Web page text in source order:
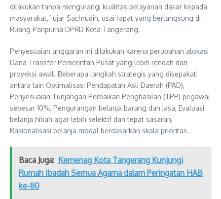
dilakukan tanpa mengurangi kualitas pelayanan dasar kepada
masyarakat,” ujar Sachrudin, usai rapat yang berlangsung di
Ruang Paripurna DPRD Kota Tangerang.
Penyesuaian anggaran ini dilakukan karena perubahan alokasi
Dana Transfer Pemerintah Pusat yang lebih rendah dari
proyeksi awal. Beberapa langkah strategis yang disepakati
antara lain Optimalisasi Pendapatan Asli Daerah (PAD),
Penyesuaian Tunjangan Perbaikan Penghasilan (TPP) pegawai
sebesar 10%, Pengurangan belanja barang dan jasa, Evaluasi
belanja hibah agar lebih selektif dan tepat sasaran,
Rasionalisasi belanja modal berdasarkan skala prioritas
Baca Juga: Kemenag Kota Tangerang Kunjungi
Rumah Ibadah Semua Agama dalam Peringatan HAB
ke-80